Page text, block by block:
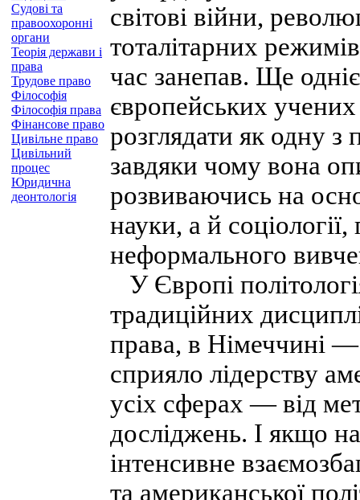
Судові та
правоохоронні
органи
Теорія держави і
права
Трудове право
Філософія
Філософія права
Фінансове право
Цивільне право
Цивільний
процес
Юридична
деонтологія
світові війни,
тоталітарних
час занепав. Ще
європейських
розглядати як одну з
завдяки чому вона
розвиваючись на
науки, а й
неформального
У Європі
традиційних
права, в Німеччині —
сприяло лідерству
усіх сферах — від
досліджень. І якщо
інтенсивне
та американської